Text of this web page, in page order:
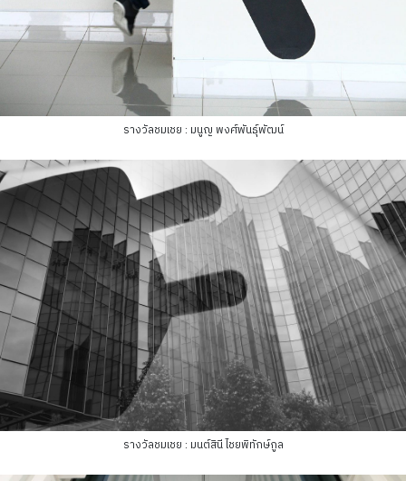
รางวัลชมเชย : มนูญ พงศ์พันธุ์พัฒน์
รางวัลชมเชย : มนต์สินี ไชยพิทักษ์กูล